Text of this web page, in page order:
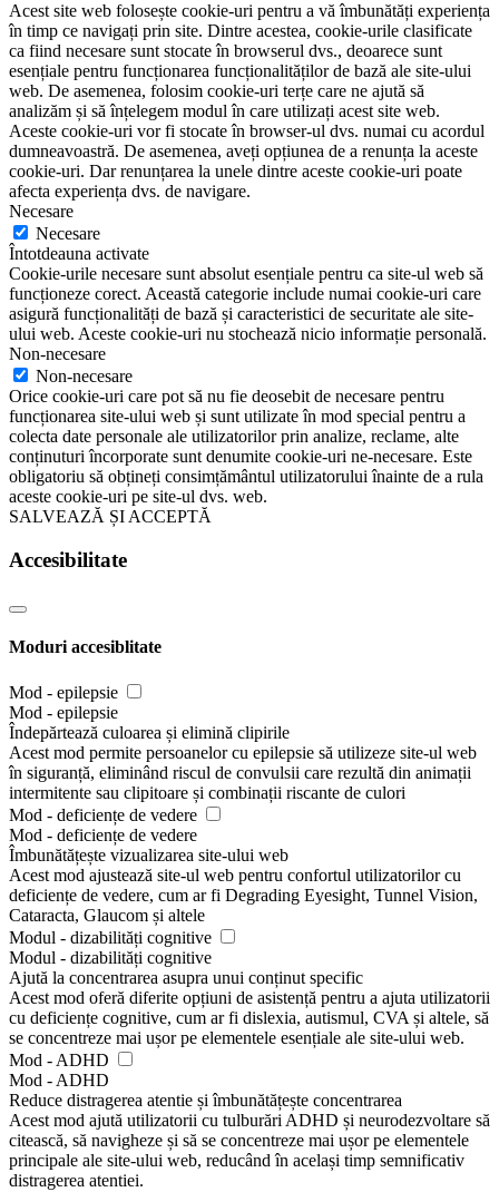
Acest site web folosește cookie-uri pentru a vă îmbunătăți experiența
în timp ce navigați prin site. Dintre acestea, cookie-urile clasificate
ca fiind necesare sunt stocate în browserul dvs., deoarece sunt
esențiale pentru funcționarea funcționalităților de bază ale site-ului
web. De asemenea, folosim cookie-uri terțe care ne ajută să
analizăm și să înțelegem modul în care utilizați acest site web.
Aceste cookie-uri vor fi stocate în browser-ul dvs. numai cu acordul
dumneavoastră. De asemenea, aveți opțiunea de a renunța la aceste
cookie-uri. Dar renunțarea la unele dintre aceste cookie-uri poate
afecta experiența dvs. de navigare.
Necesare
Necesare
Întotdeauna activate
Cookie-urile necesare sunt absolut esențiale pentru ca site-ul web să
funcționeze corect. Această categorie include numai cookie-uri care
asigură funcționalități de bază și caracteristici de securitate ale site-
ului web. Aceste cookie-uri nu stochează nicio informație personală.
Non-necesare
Non-necesare
Orice cookie-uri care pot să nu fie deosebit de necesare pentru
funcționarea site-ului web și sunt utilizate în mod special pentru a
colecta date personale ale utilizatorilor prin analize, reclame, alte
conținuturi încorporate sunt denumite cookie-uri ne-necesare. Este
obligatoriu să obțineți consimțământul utilizatorului înainte de a rula
aceste cookie-uri pe site-ul dvs. web.
SALVEAZĂ ȘI ACCEPTĂ
Accesibilitate
Moduri accesiblitate
Mod - epilepsie
Mod - epilepsie
Îndepărtează culoarea și elimină clipirile
Acest mod permite persoanelor cu epilepsie să utilizeze site-ul web
în siguranță, eliminând riscul de convulsii care rezultă din animații
intermitente sau clipitoare și combinații riscante de culori
Mod - deficiențe de vedere
Mod - deficiențe de vedere
Îmbunătățește vizualizarea site-ului web
Acest mod ajustează site-ul web pentru confortul utilizatorilor cu
deficiențe de vedere, cum ar fi Degrading Eyesight, Tunnel Vision,
Cataracta, Glaucom și altele
Modul - dizabilități cognitive
Modul - dizabilități cognitive
Ajută la concentrarea asupra unui conținut specific
Acest mod oferă diferite opțiuni de asistență pentru a ajuta utilizatorii
cu deficiențe cognitive, cum ar fi dislexia, autismul, CVA și altele, să
se concentreze mai ușor pe elementele esențiale ale site-ului web.
Mod - ADHD
Mod - ADHD
Reduce distragerea atentie și îmbunătățește concentrarea
Acest mod ajută utilizatorii cu tulburări ADHD și neurodezvoltare să
citească, să navigheze și să se concentreze mai ușor pe elementele
principale ale site-ului web, reducând în același timp semnificativ
distragerea atentiei.